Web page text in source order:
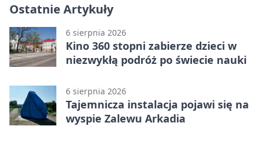
Ostatnie Artykuły
6 sierpnia 2026
Kino 360 stopni zabierze dzieci w
niezwykłą podróż po świecie nauki
6 sierpnia 2026
Tajemnicza instalacja pojawi się na
wyspie Zalewu Arkadia